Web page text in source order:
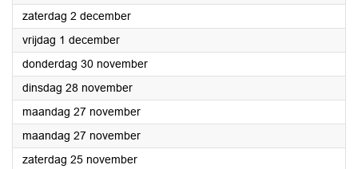
zaterdag 2 december2023
vrijdag 1 december2023
donderdag 30 november2023
dinsdag 28 november2023
maandag 27 november2023
maandag 27 november2023
zaterdag 25 november2023